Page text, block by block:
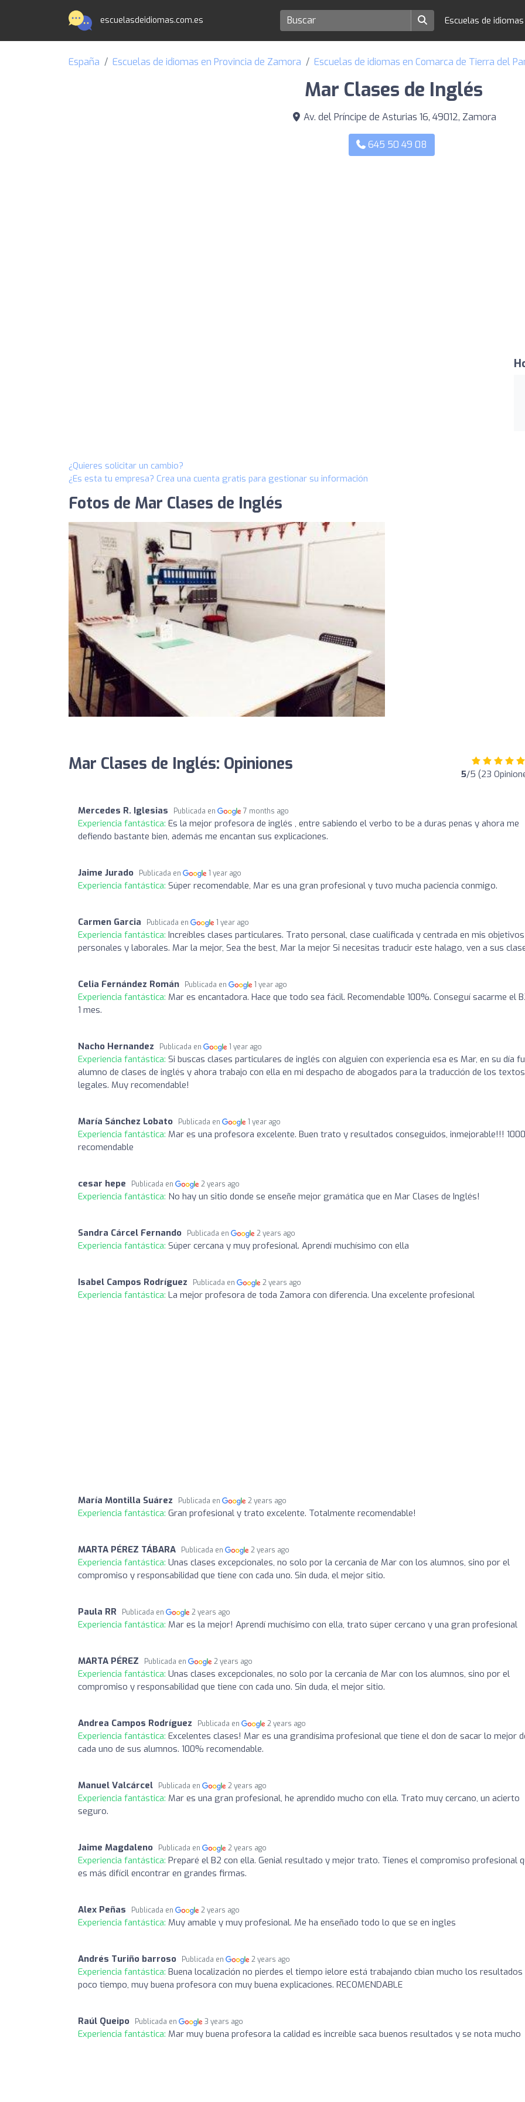
escuelasdeidiomas.com.es Escuelas de
España Escuelas de idiomas en Provincia de Zamora Escuelas de idiomas en Comarca de Tierra del
Mar Clases de Inglés
Av. del Príncipe de Asturias 16, 49012, Zamora
645 50 49 08
¿Quieres solicitar un cambio?
¿Es esta tu empresa? Crea una cuenta gratis para gestionar su información
Fotos de Mar Clases de Inglés
Mar Clases de Inglés: Opiniones 5/5 (23
Mercedes R. Iglesias Publicada en 7 months ago
Experiencia fantástica: Es la mejor profesora de inglés , entre sabiendo el verbo to be a duras penas y ahora me
defiendo bastante bien, además me encantan sus explicaciones.
Jaime Jurado Publicada en 1 year ago
Experiencia fantástica: Súper recomendable, Mar es una gran profesional y tuvo mucha paciencia conmigo.
Carmen Garcia Publicada en 1 year ago
Experiencia fantástica: Increíbles clases particulares. Trato personal, clase cualificada y centrada en mis objetivos
personales y laborales. Mar la mejor, Sea the best, Mar la mejor Si necesitas traducir este halago, ven a sus
Celia Fernández Román Publicada en 1 year ago
Experiencia fantástica: Mar es encantadora. Hace que todo sea fácil. Recomendable 100%. Conseguí sacarme el
1 mes.
Nacho Hernandez Publicada en 1 year ago
Experiencia fantástica: Si buscas clases particulares de inglés con alguien con experiencia esa es Mar, en su día
alumno de clases de inglés y ahora trabajo con ella en mi despacho de abogados para la traducción de los textos
legales. Muy recomendable!
María Sánchez Lobato Publicada en 1 year ago
Experiencia fantástica: Mar es una profesora excelente. Buen trato y resultados conseguidos, inmejorable!!!
recomendable
cesar hepe Publicada en 2 years ago
Experiencia fantástica: No hay un sitio donde se enseñe mejor gramática que en Mar Clases de Inglés!
Sandra Cárcel Fernando Publicada en 2 years ago
Experiencia fantástica: Súper cercana y muy profesional. Aprendí muchísimo con ella
Isabel Campos Rodríguez Publicada en 2 years ago
Experiencia fantástica: La mejor profesora de toda Zamora con diferencia. Una excelente profesional
María Montilla Suárez Publicada en 2 years ago
Experiencia fantástica: Gran profesional y trato excelente. Totalmente recomendable!
MARTA PÉREZ TÁBARA Publicada en 2 years ago
Experiencia fantástica: Unas clases excepcionales, no solo por la cercania de Mar con los alumnos, sino por el
compromiso y responsabilidad que tiene con cada uno. Sin duda, el mejor sitio.
Paula RR Publicada en 2 years ago
Experiencia fantástica: Mar es la mejor! Aprendí muchísimo con ella, trato súper cercano y una gran profesional
MARTA PÉREZ Publicada en 2 years ago
Experiencia fantástica: Unas clases excepcionales, no solo por la cercania de Mar con los alumnos, sino por el
compromiso y responsabilidad que tiene con cada uno. Sin duda, el mejor sitio.
Andrea Campos Rodríguez Publicada en 2 years ago
Experiencia fantástica: Excelentes clases! Mar es una grandísima profesional que tiene el don de sacar lo mejor
cada uno de sus alumnos. 100% recomendable.
Manuel Valcárcel Publicada en 2 years ago
Experiencia fantástica: Mar es una gran profesional, he aprendido mucho con ella. Trato muy cercano, un acierto
seguro.
Jaime Magdaleno Publicada en 2 years ago
Experiencia fantástica: Preparé el B2 con ella. Genial resultado y mejor trato. Tienes el compromiso profesional
es más difícil encontrar en grandes firmas.
Alex Peñas Publicada en 2 years ago
Experiencia fantástica: Muy amable y muy profesional. Me ha enseñado todo lo que se en ingles
Andrés Turiño barroso Publicada en 2 years ago
Experiencia fantástica: Buena localización no pierdes el tiempo ielore está trabajando cbian mucho los resultados
poco tiempo, muy buena profesora con muy buena explicaciones. RECOMENDABLE
Raúl Queipo Publicada en 3 years ago
Experiencia fantástica: Mar muy buena profesora la calidad es increíble saca buenos resultados y se nota mucho